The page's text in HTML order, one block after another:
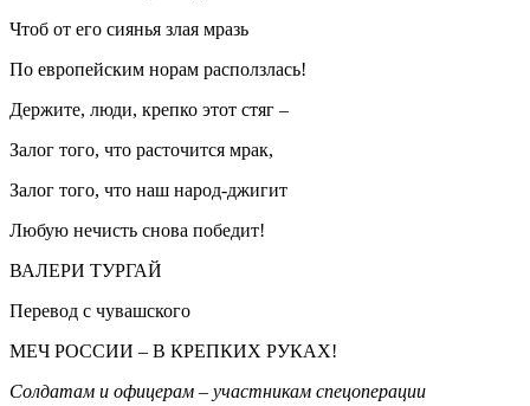
Чтоб от его сиянья злая мразь
По европейским норам расползлась!
Держите, люди, крепко этот стяг –
Залог того, что расточится мрак,
Залог того, что наш народ-джигит
Любую нечисть снова победит!
ВАЛЕРИ ТУРГАЙ
Перевод с чувашского
МЕЧ РОССИИ – В КРЕПКИХ РУКАХ!
Солдатам и офицерам – участникам спецоперации